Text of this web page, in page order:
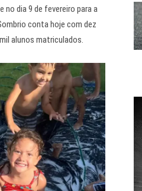
no dia 9 de fevereiro para a
conta hoje com dez
alunos matriculados.